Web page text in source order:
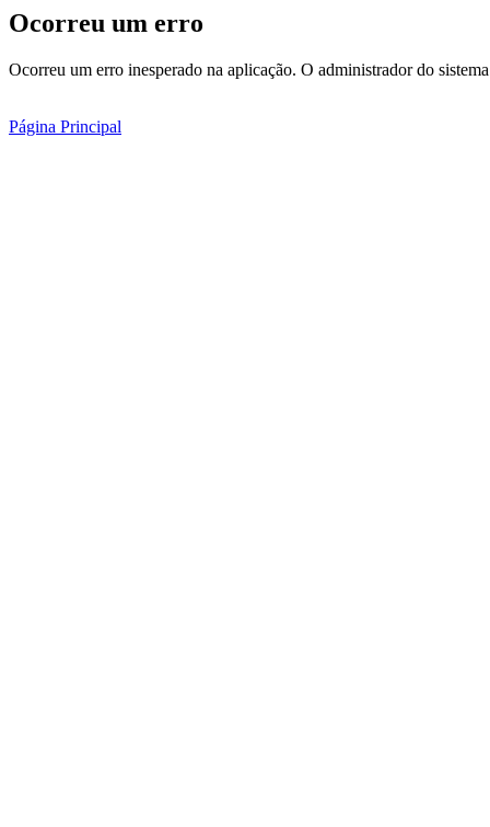
Ocorreu um erro
Ocorreu um erro inesperado na aplicação. O administrador do
Página Principal